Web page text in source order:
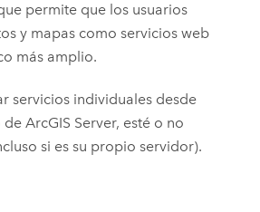
permite que los usuarios
y mapas como servicios web
más amplio.
servicios individuales desde
de ArcGIS Server, esté o no
si es su propio servidor).